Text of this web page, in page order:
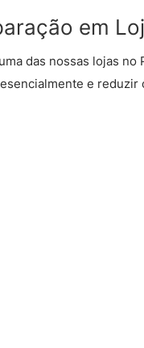
em
das nossas lojas no
e reduzir